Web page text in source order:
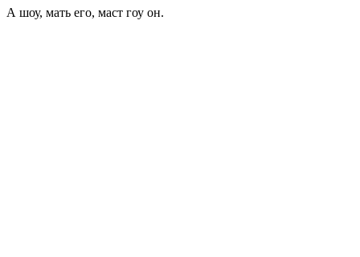
А шоу, мать его, маст гоу он.